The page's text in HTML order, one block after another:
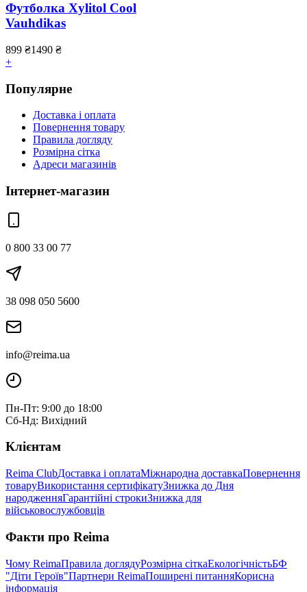
Футболка Xylitol Cool
Vauhdikas
899 ₴1490 ₴
+
Популярне
Доставка і оплата
Повернення товару
Правила догляду
Розмірна сітка
Адреси магазинів
Інтернет-магазин
0 800 33 00 77
38 098 050 5600
info@reima.ua
Пн-Пт: 9:00 до 18:00
Сб-Нд: Вихідний
Клієнтам
Reima ClubДоставка і оплатаМіжнародна доставкаПовернення
товаруВикористання сертифікатуЗнижка до Дня
народженняГарантійні строкиЗнижка для
військовослужбовців
Факти про Reima
Чому ReimaПравила доглядуРозмірна сіткаЕкологічністьБФ
"Діти Героїв"Партнери ReimaПоширені питанняКорисна
інформація